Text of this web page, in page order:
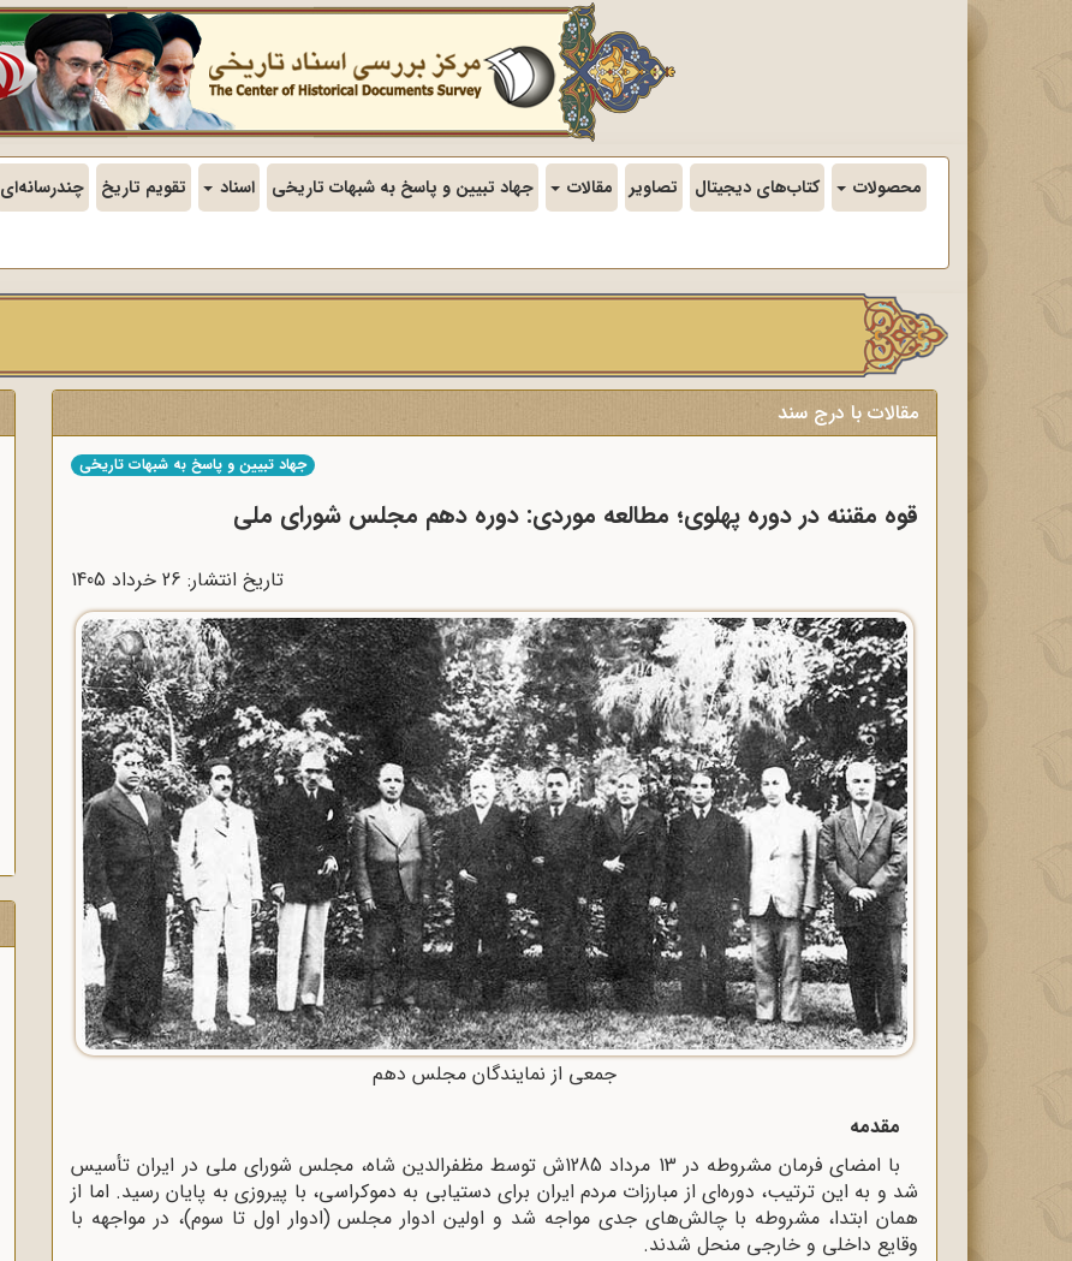
محصولات کتاب‌های دیجیتال تصاویر مقالات جهاد تبیین و پاسخ به شبهات تاریخی اسناد تقویم تاریخ چندرسانه‌ای
مقالات با درج سند
جهاد تبیین و پاسخ به شبهات تاریخی
قوه مقننه در دوره پهلوی؛ مطالعه موردی: دوره دهم مجلس شورای ملی
تاریخ انتشار: 26 خرداد 1405
جمعی از نمایندگان مجلس دهم
مقدمه
با امضای فرمان مشروطه در 13 مرداد 1285ش توسط مظفرالدین شاه، مجلس شورای ملی در ایران تأسیس
شد و به این ترتیب، دوره‌ای از مبارزات مردم ایران برای دستیابی به دموکراسی، با پیروزی به پایان رسید. اما از
همان ابتدا، مشروطه با چالش‌های جدی مواجه شد و اولین ادوار مجلس (ادوار اول تا سوم)، در مواجهه با
وقایع داخلی و خارجی منحل شدند.